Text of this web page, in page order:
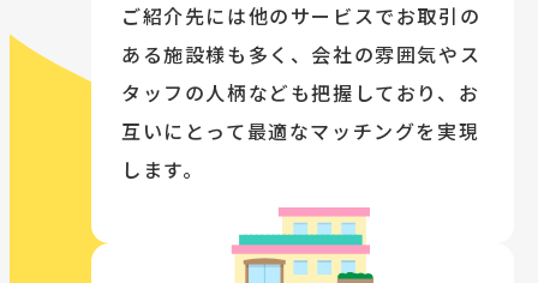
ご紹介先には他のサービスでお取引の
ある施設様も多く、会社の雰囲気やス
タッフの人柄なども把握しており、お
互いにとって最適なマッチングを実現
します。